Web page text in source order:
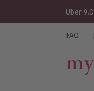
Über
FAQ